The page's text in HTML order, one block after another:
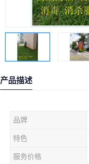
产品描述
品牌
特色
服务价格